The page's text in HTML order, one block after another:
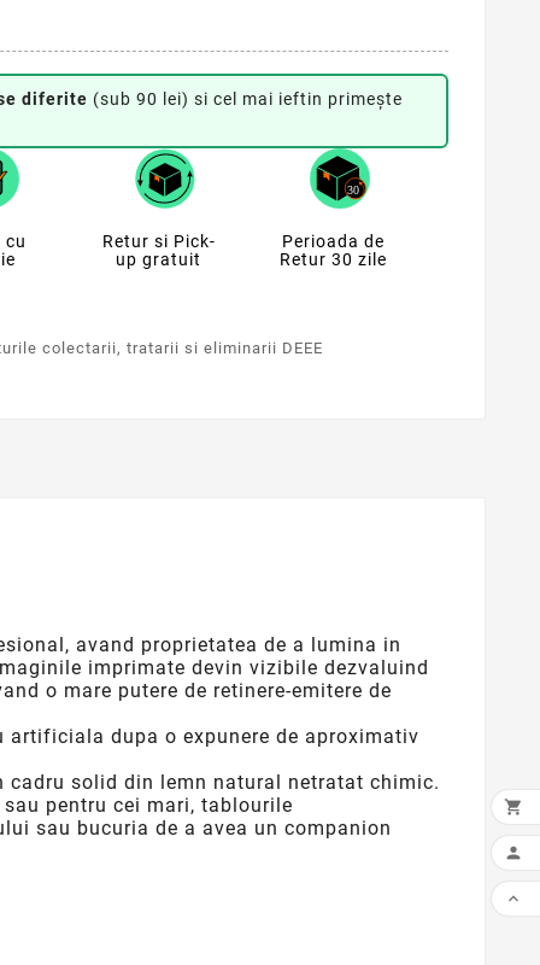
diferite (sub 90 lei) si cel mai ieftin primește
cu
Retur si Pick-
up gratuit
Perioada de
Retur 30 zile
colectarii, tratarii si eliminarii DEEE
avand proprietatea de a lumina in
imprimate devin vizibile dezvaluind
o mare putere de retinere-emitere de
dupa o expunere de aproximativ
solid din lemn natural netratat chimic.
pentru cei mari, tablourile
sau bucuria de a avea un companion


